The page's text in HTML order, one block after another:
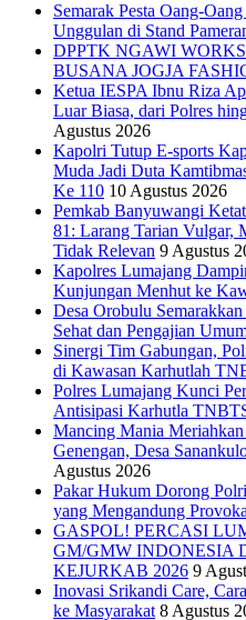
Semarak Pesta Oang-
Unggulan di Stand
DPPTK NGAWI
BUSANA JOGJA
Ketua IESPA Ibnu Riza
Luar Biasa, dari Polres
Agustus 2026
Kapolri Tutup E-sports
Muda Jadi Duta
Ke 110 10 Agustus 2026
Pemkab Banyuwangi
81: Larang Tarian Vulgar,
Tidak Relevan 9 Agustus
Kapolres Lumajang
Kunjungan Menhut ke
‎Desa Orobulu
Sehat dan Pengajian
Sinergi Tim Gabungan,
di Kawasan Karhutlah
Polres Lumajang Kunci
Antisipasi Karhutla
Mancing Mania
Genengan, Desa
Agustus 2026
Pakar Hukum Dorong
yang Mengandung
GASPOL! PERCASI
GM/GMW INDONESIA
KEJURKAB 2026 9
Inovasi Srikandi Care,
ke Masyarakat 8 Agustus